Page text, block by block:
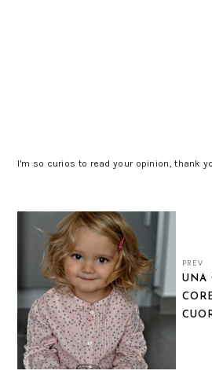
I'm so curios to read your opinion, thank
PREV
UNA